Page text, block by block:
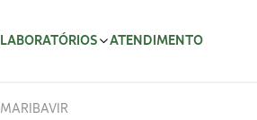
LABORATÓRIOS ATENDIMENTO
MARIBAVIR